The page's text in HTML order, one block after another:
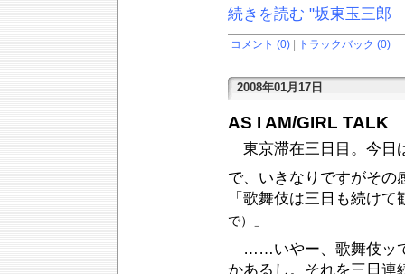
続きを読む "坂東玉三郎
コメント (0) トラックバック (0)
2008年01月17日
AS I AM/GIRL TALK
東京滞在三日目。今日
で、いきなりですがその
「歌舞伎は三日も続け
で）
」
……いやー、歌舞伎ッ
かあるし。それを三日連